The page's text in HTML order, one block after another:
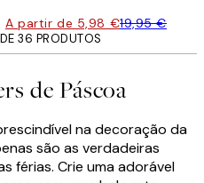
A partir de 5,98 €19,95 €
36 PRODUTOS
de Páscoa
na decoração da
são as verdadeiras
férias. Crie uma adorável